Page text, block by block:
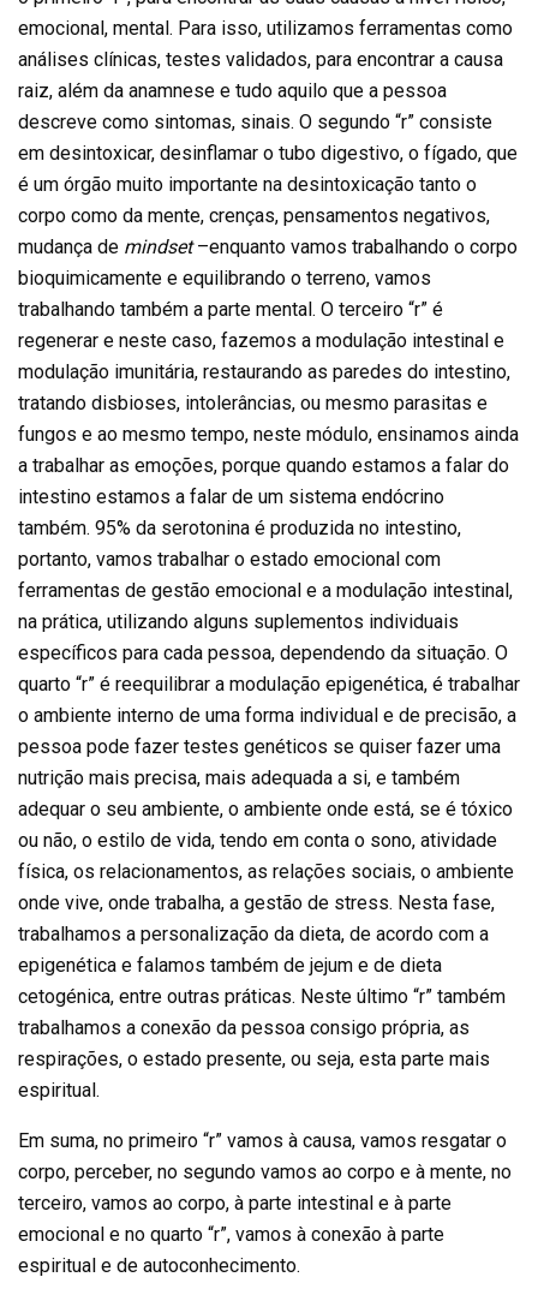
emocional, mental. Para isso, utilizamos ferramentas como
análises clínicas, testes validados, para encontrar a causa
raiz, além da anamnese e tudo aquilo que a pessoa
descreve como sintomas, sinais. O segundo “r” consiste
em desintoxicar, desinflamar o tubo digestivo, o fígado, que
é um órgão muito importante na desintoxicação tanto o
corpo como da mente, crenças, pensamentos negativos,
mudança de mindset–enquanto vamos trabalhando o corpo
bioquimicamente e equilibrando o terreno, vamos
trabalhando também a parte mental. O terceiro “r” é
regenerar e neste caso, fazemos a modulação intestinal e
modulação imunitária, restaurando as paredes do intestino,
tratando disbioses, intolerâncias, ou mesmo parasitas e
fungos e ao mesmo tempo, neste módulo, ensinamos ainda
a trabalhar as emoções, porque quando estamos a falar do
intestino estamos a falar de um sistema endócrino
também. 95% da serotonina é produzida no intestino,
portanto, vamos trabalhar o estado emocional com
ferramentas de gestão emocional e a modulação intestinal,
na prática, utilizando alguns suplementos individuais
específicos para cada pessoa, dependendo da situação. O
quarto “r” é reequilibrar a modulação epigenética, é trabalhar
o ambiente interno de uma forma individual e de precisão, a
pessoa pode fazer testes genéticos se quiser fazer uma
nutrição mais precisa, mais adequada a si, e também
adequar o seu ambiente, o ambiente onde está, se é tóxico
ou não, o estilo de vida, tendo em conta o sono, atividade
física, os relacionamentos, as relações sociais, o ambiente
onde vive, onde trabalha, a gestão de stress. Nesta fase,
trabalhamos a personalização da dieta, de acordo com a
epigenética e falamos também de jejum e de dieta
cetogénica, entre outras práticas. Neste último “r” também
trabalhamos a conexão da pessoa consigo própria, as
respirações, o estado presente, ou seja, esta parte mais
espiritual.
Em suma, no primeiro “r” vamos à causa, vamos resgatar o
corpo, perceber, no segundo vamos ao corpo e à mente, no
terceiro, vamos ao corpo, à parte intestinal e à parte
emocional e no quarto “r”, vamos à conexão à parte
espiritual e de autoconhecimento.